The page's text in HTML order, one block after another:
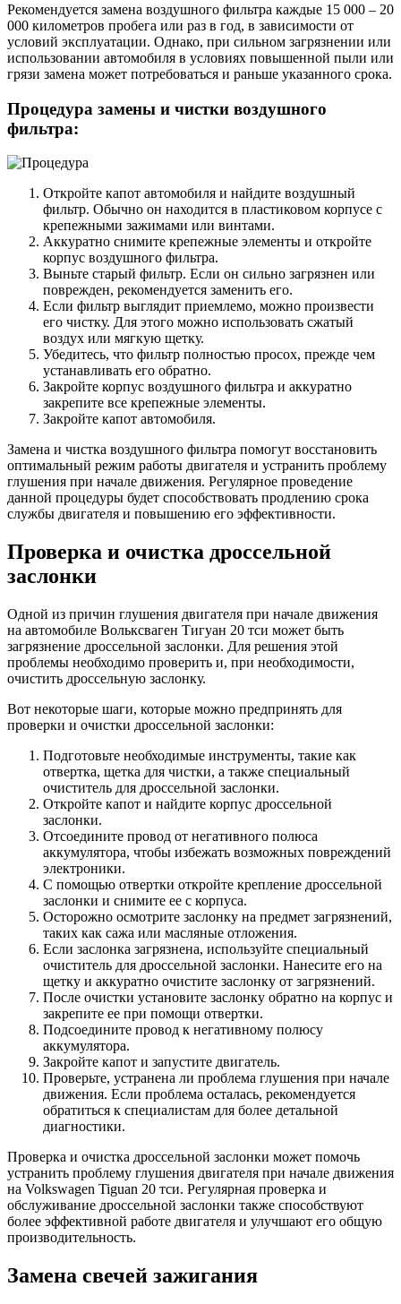
Рекомендуется замена воздушного фильтра каждые 15 000 – 20
000 километров пробега или раз в год, в зависимости от
условий эксплуатации. Однако, при сильном загрязнении или
использовании автомобиля в условиях повышенной пыли или
грязи замена может потребоваться и раньше указанного срока.
Процедура замены и чистки воздушного
фильтра:
Откройте капот автомобиля и найдите воздушный
фильтр. Обычно он находится в пластиковом корпусе с
крепежными зажимами или винтами.
Аккуратно снимите крепежные элементы и откройте
корпус воздушного фильтра.
Выньте старый фильтр. Если он сильно загрязнен или
поврежден, рекомендуется заменить его.
Если фильтр выглядит приемлемо, можно произвести
его чистку. Для этого можно использовать сжатый
воздух или мягкую щетку.
Убедитесь, что фильтр полностью просох, прежде чем
устанавливать его обратно.
Закройте корпус воздушного фильтра и аккуратно
закрепите все крепежные элементы.
Закройте капот автомобиля.
Замена и чистка воздушного фильтра помогут восстановить
оптимальный режим работы двигателя и устранить проблему
глушения при начале движения. Регулярное проведение
данной процедуры будет способствовать продлению срока
службы двигателя и повышению его эффективности.
Проверка и очистка дроссельной
заслонки
Одной из причин глушения двигателя при начале движения
на автомобиле Вольксваген Тигуан 20 тси может быть
загрязнение дроссельной заслонки. Для решения этой
проблемы необходимо проверить и, при необходимости,
очистить дроссельную заслонку.
Вот некоторые шаги, которые можно предпринять для
проверки и очистки дроссельной заслонки:
Подготовьте необходимые инструменты, такие как
отвертка, щетка для чистки, а также специальный
очиститель для дроссельной заслонки.
Откройте капот и найдите корпус дроссельной
заслонки.
Отсоедините провод от негативного полюса
аккумулятора, чтобы избежать возможных повреждений
электроники.
С помощью отвертки откройте крепление дроссельной
заслонки и снимите ее с корпуса.
Осторожно осмотрите заслонку на предмет загрязнений,
таких как сажа или масляные отложения.
Если заслонка загрязнена, используйте специальный
очиститель для дроссельной заслонки. Нанесите его на
щетку и аккуратно очистите заслонку от загрязнений.
После очистки установите заслонку обратно на корпус и
закрепите ее при помощи отвертки.
Подсоедините провод к негативному полюсу
аккумулятора.
Закройте капот и запустите двигатель.
Проверьте, устранена ли проблема глушения при начале
движения. Если проблема осталась, рекомендуется
обратиться к специалистам для более детальной
диагностики.
Проверка и очистка дроссельной заслонки может помочь
устранить проблему глушения двигателя при начале движения
на Volkswagen Tiguan 20 тси. Регулярная проверка и
обслуживание дроссельной заслонки также способствуют
более эффективной работе двигателя и улучшают его общую
производительность.
Замена свечей зажигания